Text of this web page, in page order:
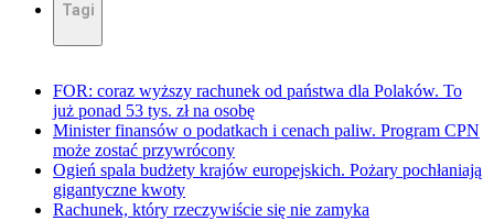
Tagi
FOR: coraz wyższy rachunek od państwa dla Polaków. To
już ponad 53 tys. zł na osobę
Minister finansów o podatkach i cenach paliw. Program CPN
może zostać przywrócony
Ogień spala budżety krajów europejskich. Pożary pochłaniają
gigantyczne kwoty
Rachunek, który rzeczywiście się nie zamyka